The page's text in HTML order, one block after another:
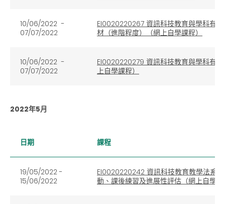
10/06/2022 -
07/07/2022
EI0020220267 資訊科技教育與學科有
材（進階程度）（網上自學課程）
10/06/2022 -
07/07/2022
EI0020220279 資訊科技教育與學科有
上自學課程）
2022年5月
日期 課程
19/05/2022 -
15/06/2022
EI0020220242 資訊科技教育教學法系
動、課後練習及進展性評估（網上自學